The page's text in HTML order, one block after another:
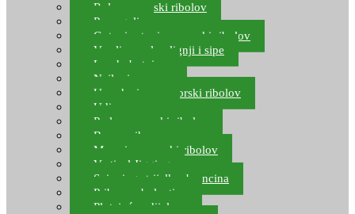
Role za morski ribolov
Parangali
Gotovi setovi za morski ribolov
Varalice za lov lignji i sipe
Lov hobotnice
Najloni za more
Upredenice za morski ribolov
Udice za more
Perle za morski ribolov
Brum prihrana za more
Mamci za morski ribolov
Vertical Jigging
Spinning strijelke, brancina
Pribor za bolentino
Plutajuća odijela